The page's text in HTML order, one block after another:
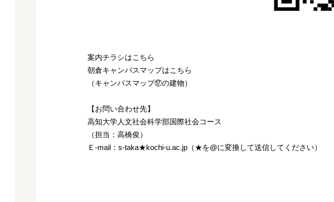
案内チラシはこちら
朝倉キャンパスマップはこちら
（キャンパスマップ⑰の建物）
【お問い合わせ先】
高知大学人文社会科学部国際社会コース
（担当：高橋俊）
Ｅ-mail：s-taka★kochi-u.ac.jp（★を@に変換して送信してください）